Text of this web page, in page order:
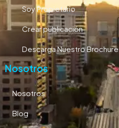
Soy Propietario
Crear publicación
Descarga Nuestro Brochure
Nosotros
Nosotros
Blog